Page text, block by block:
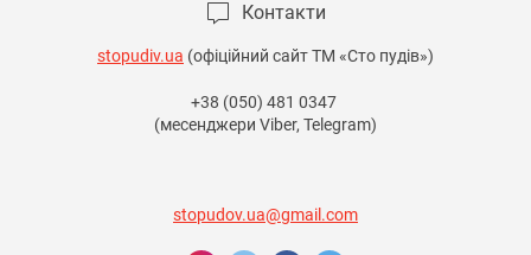
Контакти
stopudiv.ua (офіційний сайт ТМ «Сто пудів»)
+38 (050) 481 0347
(месенджери Viber, Telegram)
stopudov.ua@gmail.com